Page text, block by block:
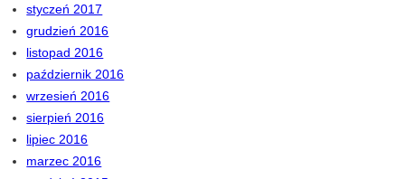
styczeń 2017
grudzień 2016
listopad 2016
październik 2016
wrzesień 2016
sierpień 2016
lipiec 2016
marzec 2016